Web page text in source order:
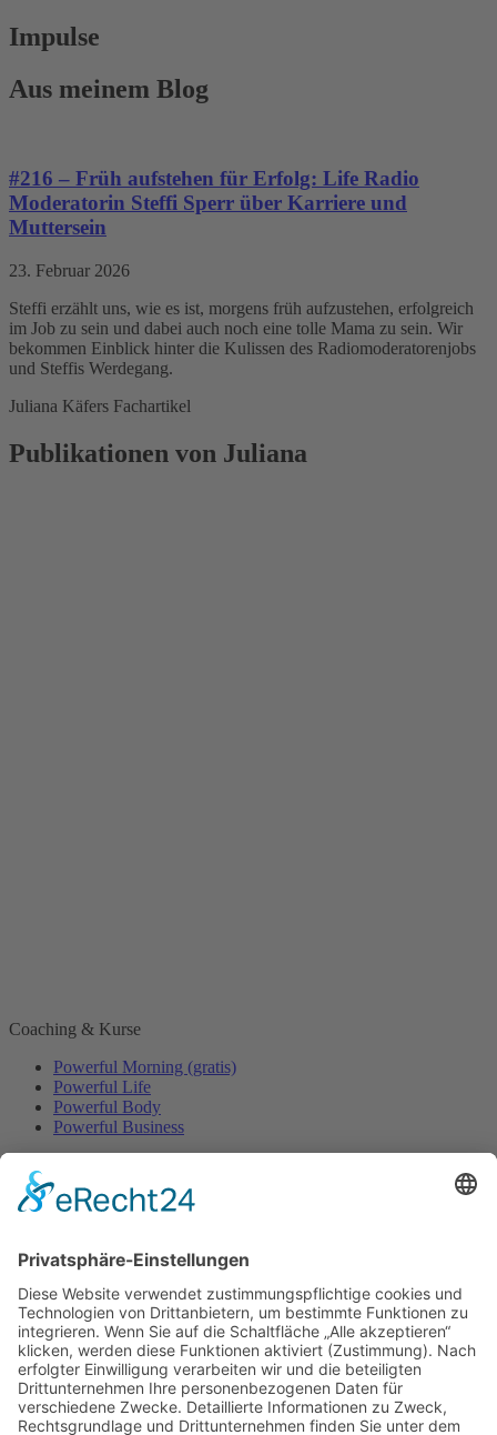
Impulse
Aus meinem Blog
#216 – Früh aufstehen für Erfolg: Life Radio
Moderatorin Steffi Sperr über Karriere und
Muttersein
23. Februar 2026
Steffi erzählt uns, wie es ist, morgens früh aufzustehen, erfolgreich
im Job zu sein und dabei auch noch eine tolle Mama zu sein. Wir
bekommen Einblick hinter die Kulissen des Radiomoderatorenjobs
und Steffis Werdegang.
Juliana Käfers Fachartikel
Publikationen von Juliana
Coaching & Kurse
Powerful Morning (gratis)
Powerful Life
Powerful Body
Powerful Business
Event-Übersicht
Über mich
Mit mir arbeiten
Gratis
Podcast
Shop